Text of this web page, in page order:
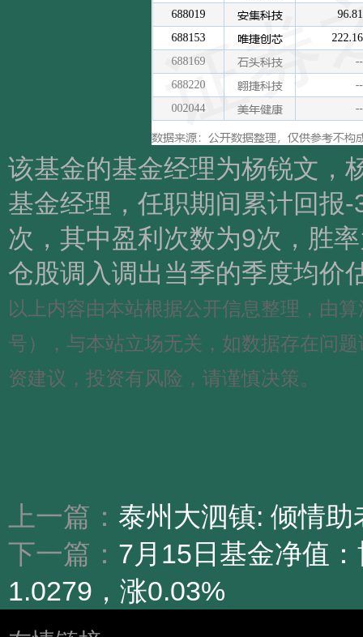
该基金的基金经理为杨锐文，
基金经理，任职期间累计回报
次，其中盈利次数为9次，胜
仓股调入调出当季的季度均价
以上内容由本站根据公开信息整理，由
号），与本站立场无关，如数据存在问
资建议，投资有风险，请谨慎决策。
上一篇： 泰州大泗镇: 倾情助
下一篇： 7月15日基金净值
1.0279，涨0.03%